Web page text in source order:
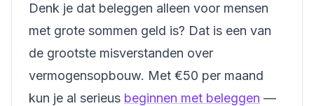
Denk je dat beleggen alleen voor mensen
met grote sommen geld is? Dat is een van
de grootste misverstanden over
vermogensopbouw. Met €50 per maand
kun je al serieus beginnen met beleggen —